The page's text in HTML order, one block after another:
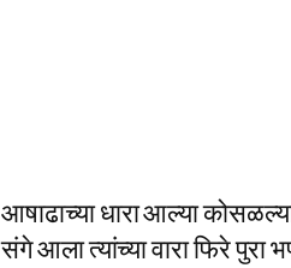
आषाढाच्या धारा आल्या
संगे आला त्यांच्या वारा फिरे पुरा